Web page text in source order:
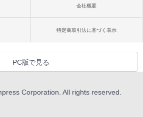
会社概要
特定商取引法に基づく表示
PC版で見る
Corporation. All rights reserved.